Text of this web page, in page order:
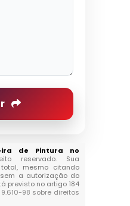
de Pintura no
reservado. Sua
mesmo citando
a autorização do
previsto no artigo 184
9.610-98 sobre direitos